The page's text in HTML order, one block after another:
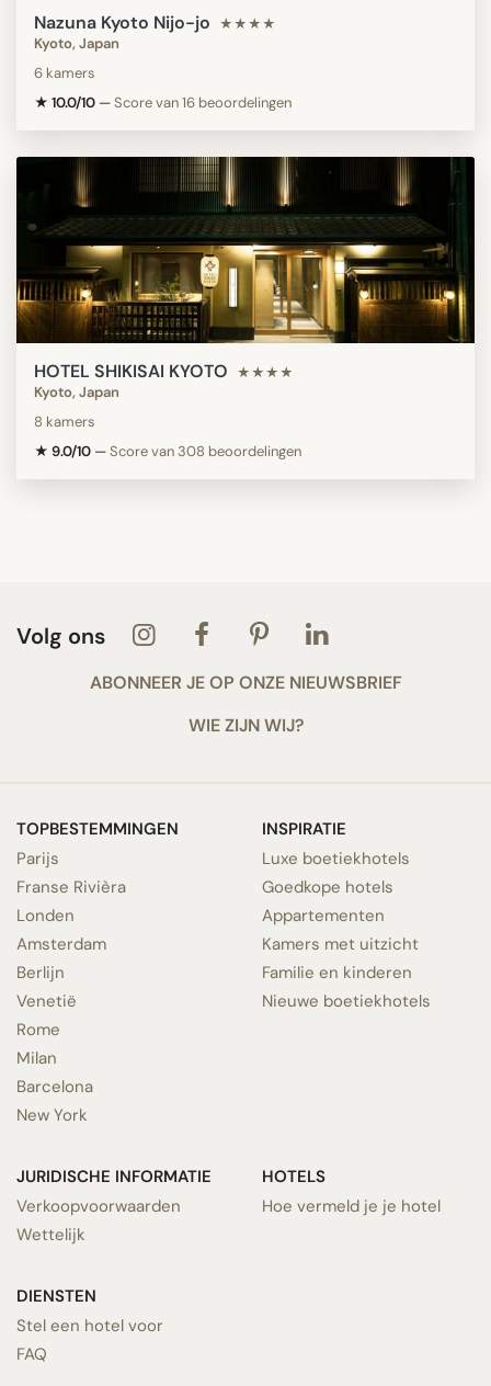
Nazuna Kyoto Nijo-jo ★★★★
Kyoto, Japan
6 kamers
★ 10.0/10 —Score van 16 beoordelingen
HOTEL SHIKISAI KYOTO ★★★★
Kyoto, Japan
8 kamers
★ 9.0/10 —Score van 308 beoordelingen
Volg ons
ABONNEER JE OP ONZE NIEUWSBRIEF
WIE ZIJN WIJ?
TOPBESTEMMINGEN
Parijs
Franse Rivièra
Londen
Amsterdam
Berlijn
Venetië
Rome
Milan
Barcelona
New York
INSPIRATIE
Luxe boetiekhotels
Goedkope hotels
Appartementen
Kamers met uitzicht
Familie en kinderen
Nieuwe boetiekhotels
JURIDISCHE INFORMATIE
Verkoopvoorwaarden
Wettelijk
DIENSTEN
Stel een hotel voor
FAQ
HOTELS
Hoe vermeld je je hotel